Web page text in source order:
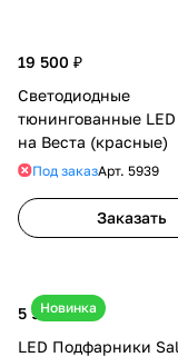
19 500 ₽
Светодиодные
тюнингованные
на Веста (красные)
Под заказАрт. 5939
Заказать
Новинка
5 900 ₽
LED Подфарники